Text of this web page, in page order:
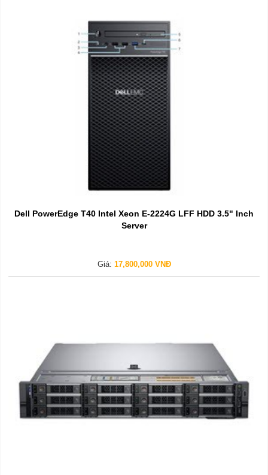
Dell PowerEdge T40 Intel Xeon E-2224G LFF HDD 3.5" Inch
Server
Giá: 17,800,000 VNĐ